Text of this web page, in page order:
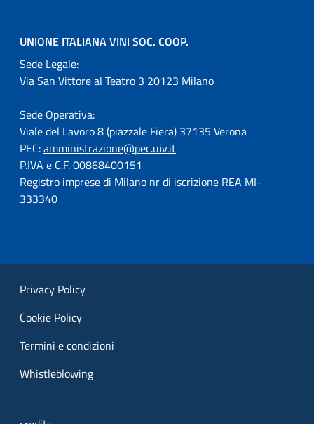
UNIONE ITALIANA VINI SOC. COOP.
Sede Legale:
Via San Vittore al Teatro 3 20123 Milano
Sede Operativa:
Viale del Lavoro 8 (piazzale Fiera) 37135 Verona
PEC:amministrazione@pec.uiv.it
P.IVA e C.F. 00868400151
Registro imprese di Milano nr di iscrizione REA MI-
333340
Privacy Policy
Cookie Policy
Termini e condizioni
Whistleblowing